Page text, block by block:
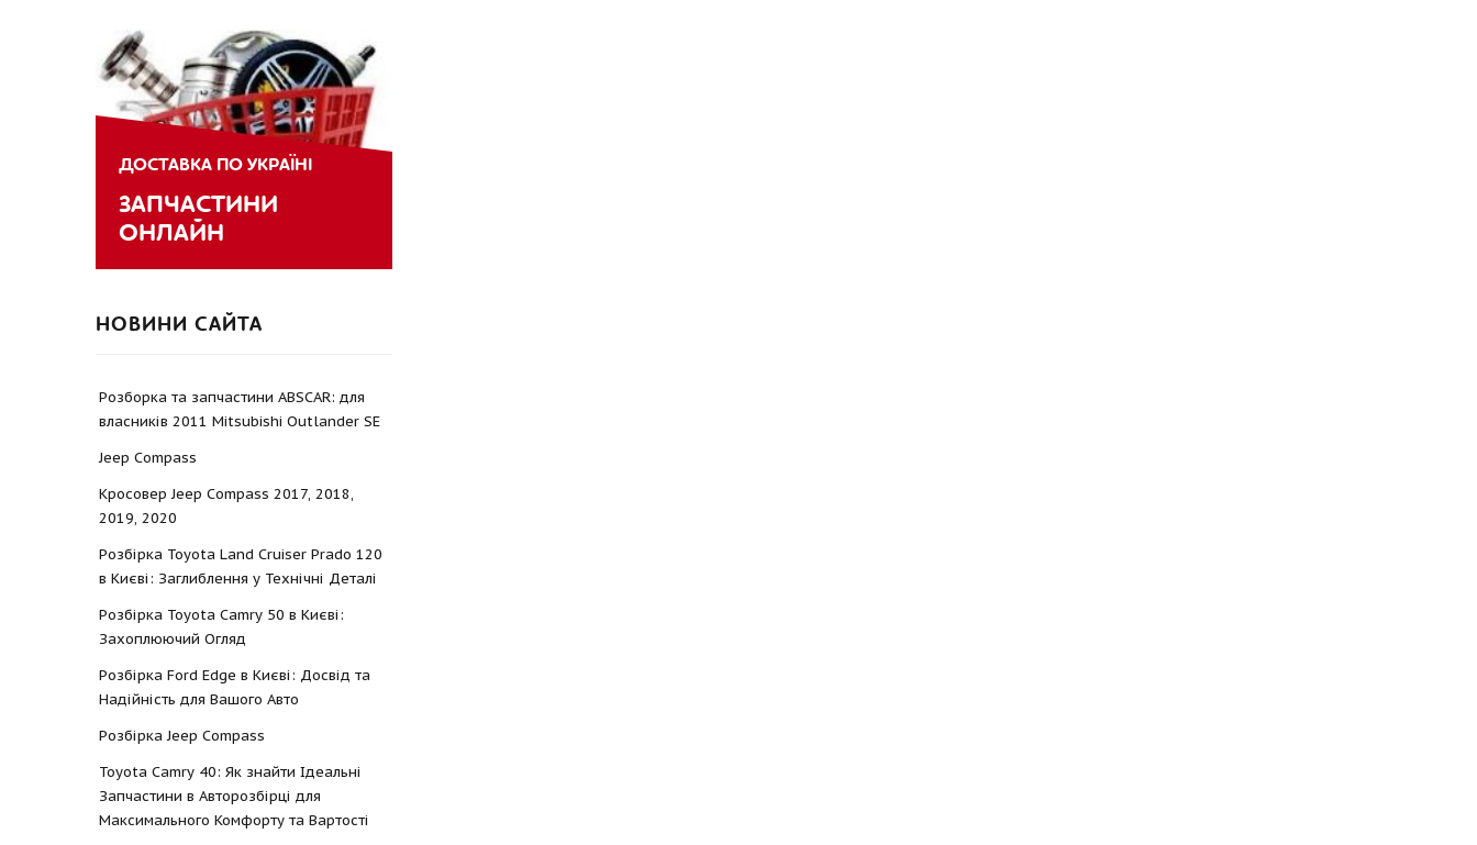
ДОСТАВКА ПО УКРАЇНІ
ЗАПЧАСТИНИ
ОНЛАЙН
НОВИНИ САЙТА
Розборка та запчастини ABSCAR: для
власників 2011 Mitsubishi Outlander SE
Jeep Compass
Кросовер Jeep Compass 2017, 2018,
2019, 2020
Розбірка Toyota Land Cruiser Prado 120
в Києві: Заглиблення у Технічні Деталі
Розбірка Toyota Camry 50 в Києві:
Захоплюючий Огляд
Розбірка Ford Edge в Києві: Досвід та
Надійність для Вашого Авто
Розбірка Jeep Compass
Toyota Camry 40: Як знайти Ідеальні
Запчастини в Авторозбірці для
Максимального Комфорту та Вартості